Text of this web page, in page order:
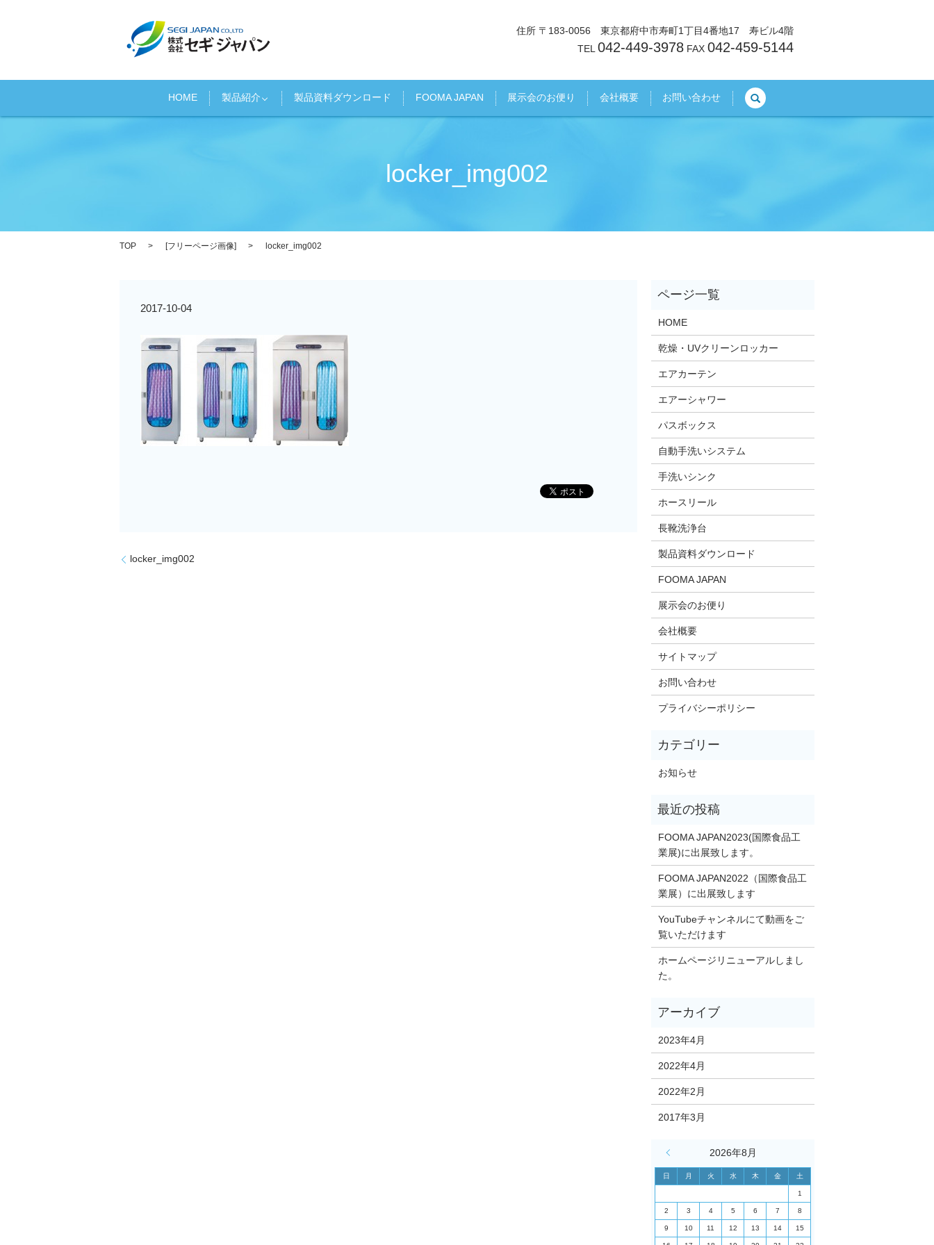
住所 〒183-0056 東京都府中市寿町1丁目4番地17 寿ビル4階
TEL 042-449-3978 FAX 042-459-5144
HOME 製品紹介 製品資料ダウンロード FOOMA JAPAN 展示会のお便り 会社概要 お問い合わせ
locker_img002
TOP [フリーページ画像] locker_img002
2017-10-04
locker_img002
HOME
乾燥・UVクリーンロッカー
エアカーテン
エアーシャワー
パスボックス
自動手洗いシステム
手洗いシンク
ホースリール
長靴洗浄台
製品資料ダウンロード
FOOMA JAPAN
展示会のお便り
会社概要
サイトマップ
お問い合わせ
プライバシーポリシー
お知らせ
FOOMA JAPAN2023(国際食品工
業展)に出展致します。
FOOMA JAPAN2022（国際食品工
業展）に出展致します
YouTubeチャンネルにて動画をご
覧いただけます
ホームページリニューアルしまし
た。
2023年4月
2022年4月
2022年2月
2017年3月
2026年8月
日 月 火 水 木 金 土
1
2 3 4 5 6 7 8
9 10 11 12 13 14 15